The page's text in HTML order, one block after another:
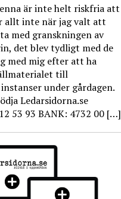
är inte helt riskfria att
allt inte när jag valt att
med granskningen av
det blev tydligt med de
med mig efter att ha
till
under gårdagen.
Ledarsidorna.se
53 93 BANK: 4732 00 […]